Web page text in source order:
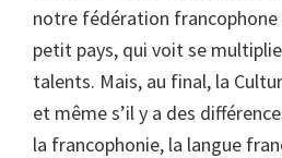
notre fédération francophone
petit pays, qui voit se
talents. Mais, au final, la
et même s’il y a des
la francophonie, la langue